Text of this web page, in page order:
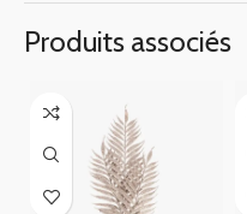
Produits associés